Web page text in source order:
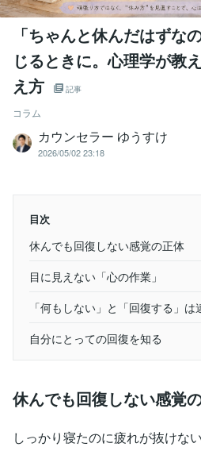
「ちゃんと休んだはずな
じるときに。心理学が教
え方
記事
コラム
カウンセラー ゆうすけ
2026/05/02 23:18
目次
休んでも回復しない感覚の正体
目に見えない「心の作業」
「何もしない」と「回復する」は
自分にとっての回復を知る
休んでも回復しない感覚
しっかり寝たのに疲れが抜けない